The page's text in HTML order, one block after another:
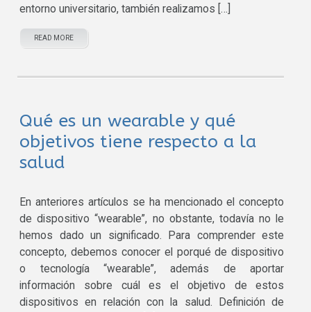
entorno universitario, también realizamos […]
READ MORE
Qué es un wearable y qué
objetivos tiene respecto a la
salud
En anteriores artículos se ha mencionado el concepto
de dispositivo “wearable”, no obstante, todavía no le
hemos dado un significado. Para comprender este
concepto, debemos conocer el porqué de dispositivo
o tecnología “wearable”, además de aportar
información sobre cuál es el objetivo de estos
dispositivos en relación con la salud. Definición de